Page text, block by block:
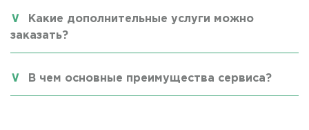
Какие дополнительные услуги можно
заказать?
В чем основные преимущества сервиса?